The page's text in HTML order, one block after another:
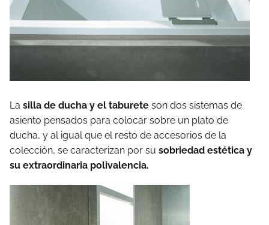
La silla de ducha y el taburete son dos sistemas de
asiento pensados para colocar sobre un plato de
ducha, y al igual que el resto de accesorios de la
colección, se caracterizan por su sobriedad estética y
su extraordinaria polivalencia.